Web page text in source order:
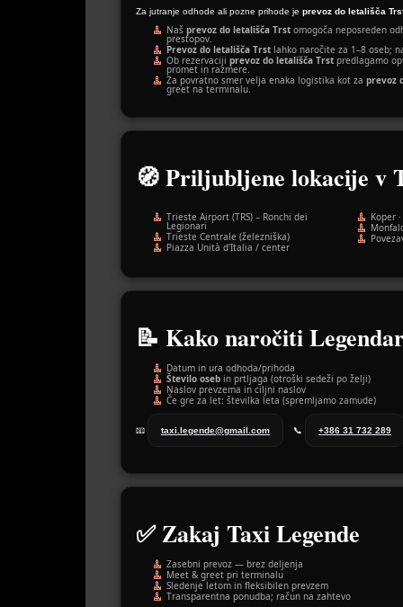
Za jutranje odhode ali pozne prihode je prevoz do letališča
Naš prevoz do letališča Trst omogoča neposreden
prestopov.
Prevoz do letališča Trst lahko naročite za 1–8 oseb;
Ob rezervaciji prevoz do letališča Trst predlagamo
promet in razmere.
Za povratno smer velja enaka logistika kot za prevoz
greet na terminalu.
🧭 Priljubljene lokacije v
Trieste Airport (TRS) – Ronchi dei
Legionari
Trieste Centrale (železniška)
Piazza Unità d'Italia / center
Koper
📝 Kako naročiti
Datum in ura odhoda/prihoda
Število oseb in prtljaga (otroški sedeži po želji)
Naslov prevzema in ciljni naslov
Če gre za let: številka leta (spremljamo zamude)
📧 taxi.legende@gmail.com 📞 +386 31 732 289
✅ Zakaj Taxi Legende
Zasebni prevoz — brez deljenja
Meet & greet pri terminalu
Sledenje letom in fleksibilen prevzem
Transparentna ponudba; račun na zahtevo